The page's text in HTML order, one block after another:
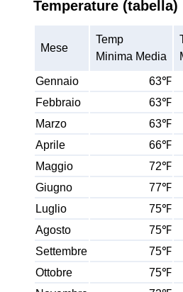
Temperature (tabella)
Mese
Temp
Minima Media
Gennaio 63℉
Febbraio
63℉
Marzo
63℉
Aprile
66℉
Maggio
72℉
Giugno
77℉
Luglio
75℉
Agosto
75℉
Settembre
75℉
Ottobre
75℉